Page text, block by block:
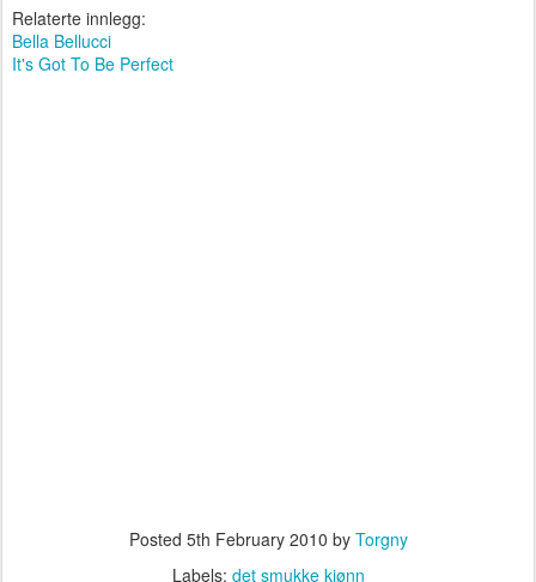
Relaterte innlegg:
Bella Bellucci
It's Got To Be Perfect
Posted 5th February 2010 by Torgny
Labels: det smukke kjønn